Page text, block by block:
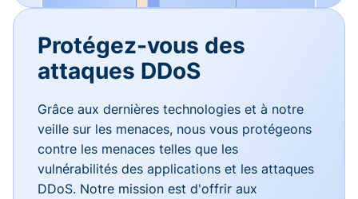
Protégez-vous des
attaques DDoS
Grâce aux dernières technologies et à notre
veille sur les menaces, nous vous protégeons
contre les menaces telles que les
vulnérabilités des applications et les attaques
DDoS. Notre mission est d'offrir aux